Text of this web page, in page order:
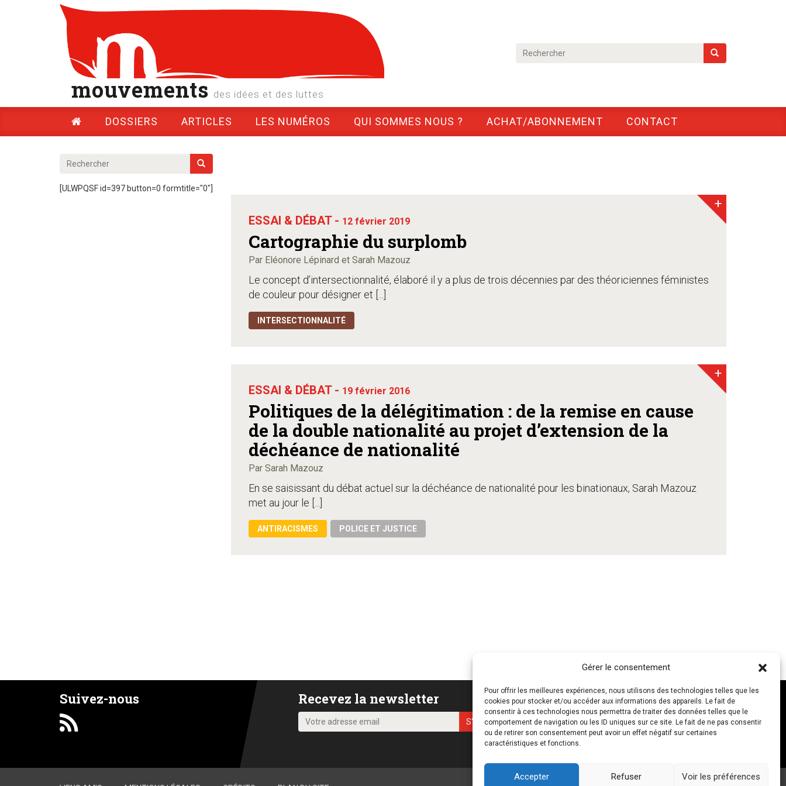
Gérer le consentement
Pour offrir les meilleures expériences, nous utilisons des technologies telles que les
cookies pour stocker et/ou accéder aux informations des appareils. Le fait de
consentir à ces technologies nous permettra de traiter des données telles que le
comportement de navigation ou les ID uniques sur ce site. Le fait de ne pas consentir
ou de retirer son consentement peut avoir un effet négatif sur certaines
caractéristiques et fonctions.
Accepter Refuser Voir les préférences
mouvements des idées et des luttes
DOSSIERS ARTICLES LES NUMÉROS QUI SOMMES NOUS ? ACHAT/ABONNEMENT CONTACT
[ULWPQSF id=397 button=0 formtitle="0"]
ESSAI & DÉBAT - 12 février 2019
Cartographie du surplomb
Par Eléonore Lépinard et Sarah Mazouz
Le concept d’intersectionnalité, élaboré il y a plus de trois décennies par des théoriciennes féministes
de couleur pour désigner et [...]
INTERSECTIONNALITÉ
+
ESSAI & DÉBAT - 19 février 2016
Politiques de la délégitimation : de la remise en cause
de la double nationalité au projet d’extension de la
déchéance de nationalité
Par Sarah Mazouz
En se saisissant du débat actuel sur la déchéance de nationalité pour les binationaux, Sarah Mazouz
met au jour le [...]
ANTIRACISMES POLICE ET JUSTICE
+
Suivez-nous Recevez la newsletter
NOUS CONTACTER